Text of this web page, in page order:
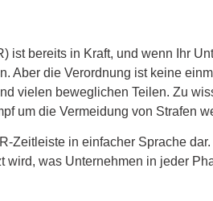
ist bereits in Kraft, und wenn Ihr
Aber die Verordnung ist keine
vielen beweglichen Teilen. Zu
um die Vermeidung von Strafen
Zeitleiste in einfacher Sprache
wird, was Unternehmen in jeder